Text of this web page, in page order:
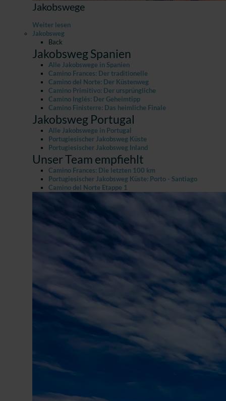
Jakobswege
Weiter lesen
Jakobsweg
Back
Jakobsweg Spanien
Alle Jakobswege in Spanien
Camino Frances: Der traditionelle
Camino del Norte: Der Küstenweg
Camino Primitivo: Der ursprüngliche
Camino Inglés: Der Geheimtipp
Camino Finisterre: Das heimliche Finale
Jakobsweg Portugal
Alle Jakobswege in Portugal
Portugiesischer Jakobsweg Küste
Portugiesischer Jakobsweg Inland
Unser Team empfiehlt
Camino Frances: Die letzten 100 km
Portugiesischer Jakobsweg Küste: Porto - Santiago
Camino del Norte Etappe 1